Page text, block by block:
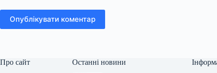
Опублікувати коментар
Про сайт Останні новини